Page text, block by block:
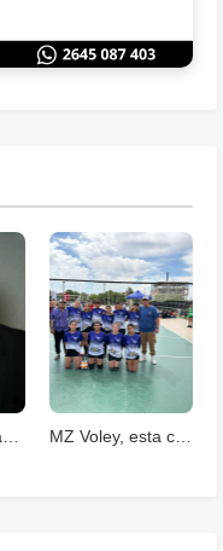
MZ Voley, esta cerrando un año con grandes logros